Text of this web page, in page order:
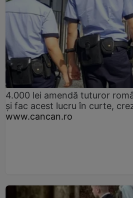
4.000 lei amendă tuturor
și fac acest lucru în curte,
www.cancan.ro